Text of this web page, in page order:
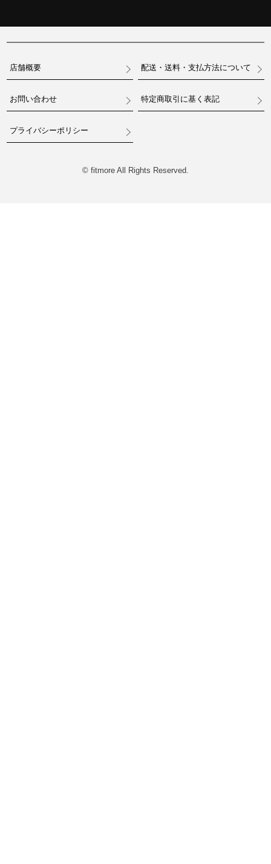
店舗概要 配送・送料・支払方法について
お問い合わせ 特定商取引に基く表記
プライバシーポリシー
© fitmore All Rights Reserved.